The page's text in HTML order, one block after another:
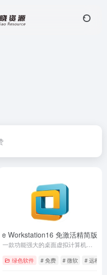
软件
Workstation16 免激活精简版
绿色软件 # 免费 # 微软 # 远程桌